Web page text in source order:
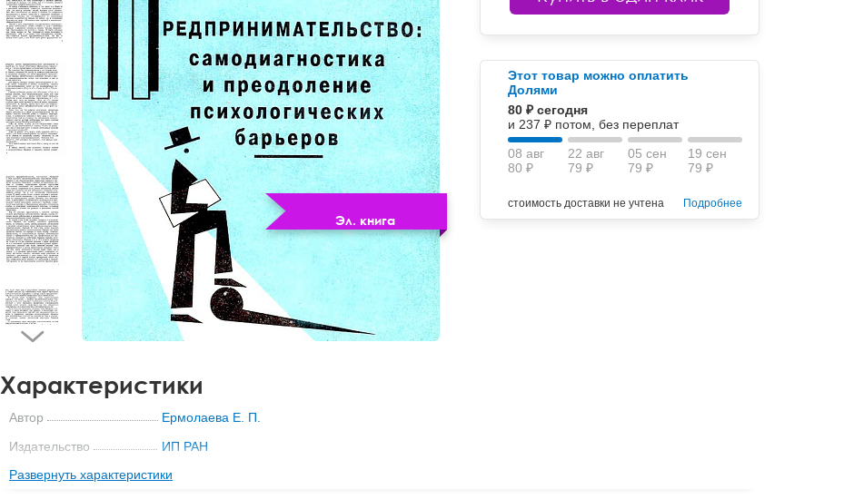
Эл. книга
Этот товар можно оплатить
Долями
80 ₽ сегодня
и 237 ₽ потом, без переплат
08 авг
80 ₽
22 авг
79 ₽
05 сен
79 ₽
19 сен
79 ₽
стоимость доставки не учтена Подробнее
Характеристики
Автор
Ермолаева Е. П.
Издательство
ИП РАН
Кол-во стр
76
Развернуть характеристики